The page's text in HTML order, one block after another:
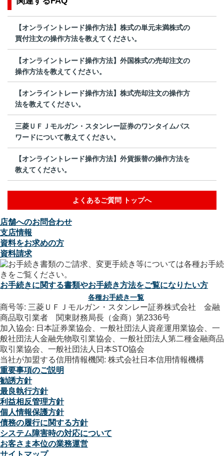
【オンライントレード操作方法】株式の単元未満株式の
買付注文の操作方法を教えてください。
【オンライントレード操作方法】外国株式の売却注文の
操作方法を教えてください。
【オンライントレード操作方法】株式売却注文の操作方
法を教えてください。
三菱ＵＦＪモルガン・スタンレー証券のワンタイムパス
ワードについて教えてください。
【オンライントレード操作方法】外貨振替の操作方法を
教えてください。
よくあるご質問 トップへ
店舗へのお問合わせ
支店情報
資料をお求めの方
資料請求
お手続きに関する書類やお手続き方法をご覧になりたい方
各種お手続き一覧
商号等: 三菱ＵＦＪモルガン・スタンレー証券株式会社 金融
商品取引業者 関東財務局長（金商）第2336号
加入協会: 日本証券業協会、一般社団法人資産運用業協会、一
般社団法人金融先物取引業協会、一般社団法人第二種金融商品
取引業協会、一般社団法人日本STO協会
当社が加盟する信用情報機関: 株式会社日本信用情報機構
重要事項のご説明
勧誘方針
最良執行方針
利益相反管理方針
個人情報保護方針
債務の履行に関する方針
システム障害時の対応について
お客さま本位の業務運営